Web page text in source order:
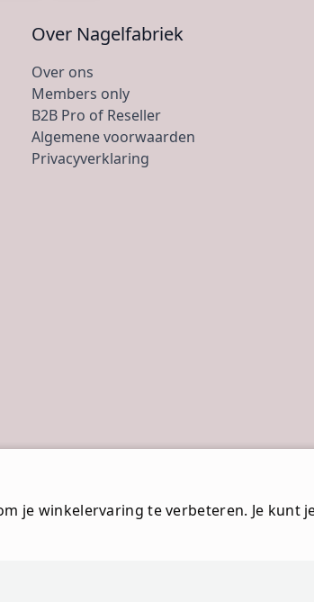
Over Nagelfabriek
Over ons
Members only
B2B Pro of Reseller
Algemene voorwaarden
Privacyverklaring
je winkelervaring te verbeteren. Je kunt